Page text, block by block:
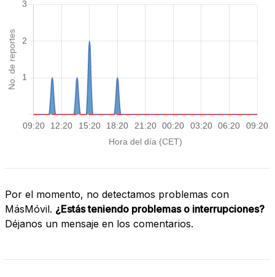
Por el momento, no detectamos problemas con
MásMóvil. ¿Estás teniendo problemas o interrupciones?
Déjanos un mensaje en los comentarios.